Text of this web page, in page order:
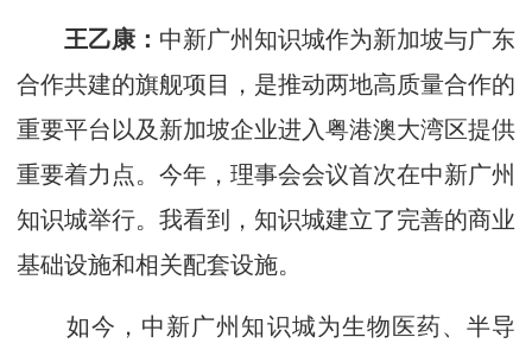
王乙康： 中新广州知识城作为新加坡与广东
合作共建的旗舰项目，是推动两地高质量合作的
重要平台以及新加坡企业进入粤港澳大湾区提供
重要着力点。今年，理事会会议首次在中新广州
知识城举行。我看到，知识城建立了完善的商业
基础设施和相关配套设施。
如今，中新广州知识城为生物医药、半导